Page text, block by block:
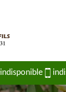
indisponible